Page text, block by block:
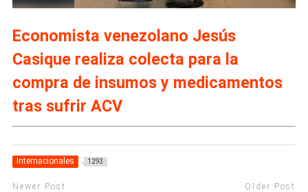
Economista venezolano Jesús
Casique realiza colecta para la
compra de insumos y medicamentos
tras sufrir ACV
Internacionales 1293
Newer Post Older Post